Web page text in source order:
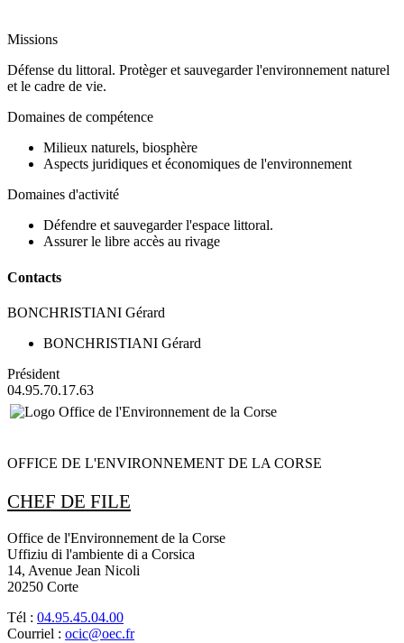
Missions
Défense du littoral. Protèger et sauvegarder l'environnement naturel
et le cadre de vie.
Domaines de compétence
Milieux naturels, biosphère
Aspects juridiques et économiques de l'environnement
Domaines d'activité
Défendre et sauvegarder l'espace littoral.
Assurer le libre accès au rivage
Contacts
BONCHRISTIANI Gérard
BONCHRISTIANI Gérard
Président
04.95.70.17.63
OFFICE DE L'ENVIRONNEMENT DE LA CORSE
CHEF DE FILE
Office de l'Environnement de la Corse
Uffiziu di l'ambiente di a Corsica
14, Avenue Jean Nicoli
20250 Corte
Tél : 04.95.45.04.00
Courriel : ocic@oec.fr